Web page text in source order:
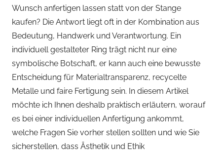
Wunsch anfertigen lassen statt von der Stange
kaufen? Die Antwort liegt oft in der Kombination aus
Bedeutung, Handwerk und Verantwortung. Ein
individuell gestalteter Ring trägt nicht nur eine
symbolische Botschaft, er kann auch eine bewusste
Entscheidung für Materialtransparenz, recycelte
Metalle und faire Fertigung sein. In diesem Artikel
möchte ich Ihnen deshalb praktisch erläutern, worauf
es bei einer individuellen Anfertigung ankommt,
welche Fragen Sie vorher stellen sollten und wie Sie
sicherstellen, dass Ästhetik und Ethik